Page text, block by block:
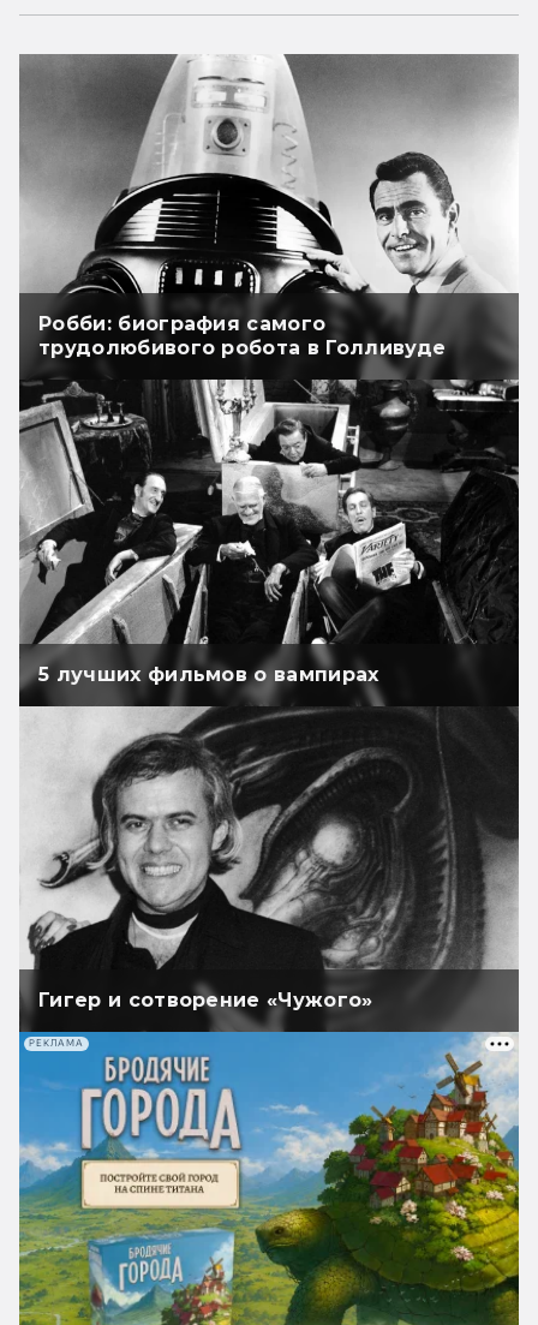
Робби: биография самого
трудолюбивого робота в Голливуде
5 лучших фильмов о вампирах
Гигер и сотворение «Чужого»
РЕКЛАМА